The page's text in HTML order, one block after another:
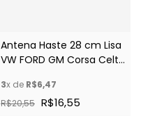
Antena Haste 28 cm Lisa
VW FORD GM Corsa Celta
3x de R$6,47
R$20,55 R$16,55